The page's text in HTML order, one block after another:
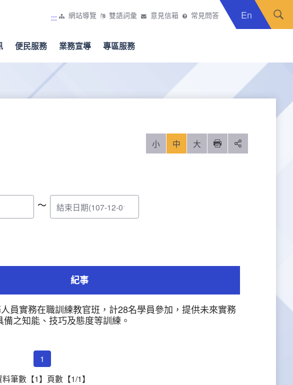
::: 網站導覽 雙語詞彙 意見信箱 常見問答 En
便民服務 業務宣導 專區服務
小 中 大 列印
～
紀事
員實務在職訓練教官班，計28名學員參加，提供未來實務
之知能、技巧及態度等訓練。
1
料筆數【1】頁數【1/1】